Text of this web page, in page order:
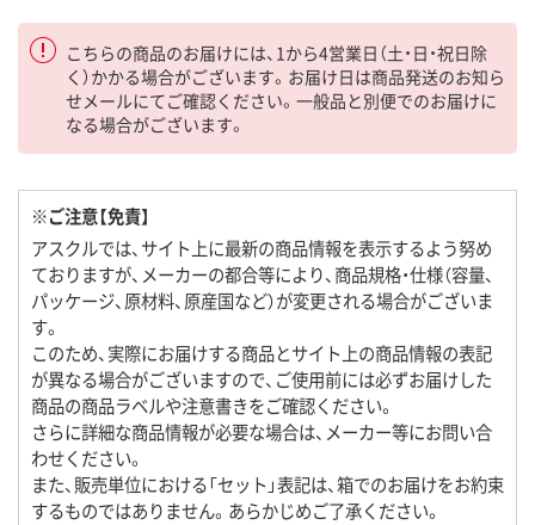
こちらの商品のお届けには、1から4営業日（土・日・祝日除
く）かかる場合がございます。お届け日は商品発送のお知ら
せメールにてご確認ください。一般品と別便でのお届けに
なる場合がございます。
※ご注意【免責】
アスクルでは、サイト上に最新の商品情報を表示するよう努め
ておりますが、メーカーの都合等により、商品規格・仕様（容量、
パッケージ、原材料、原産国など）が変更される場合がございま
す。
このため、実際にお届けする商品とサイト上の商品情報の表記
が異なる場合がございますので、ご使用前には必ずお届けした
商品の商品ラベルや注意書きをご確認ください。
さらに詳細な商品情報が必要な場合は、メーカー等にお問い合
わせください。
また、販売単位における「セット」表記は、箱でのお届けをお約束
するものではありません。あらかじめご了承ください。